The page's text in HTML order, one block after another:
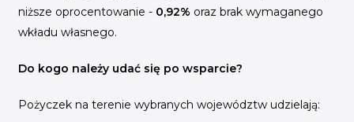
niższe oprocentowanie - 0,92% oraz brak wymaganego
wkładu własnego.
Do kogo należy udać się po wsparcie?
Pożyczek na terenie wybranych województw udzielają: